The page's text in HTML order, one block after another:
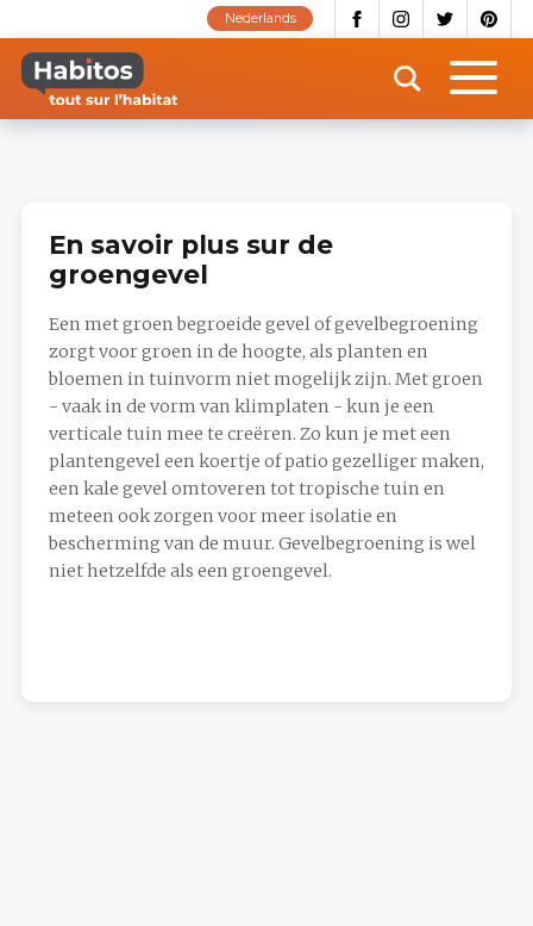
contenu
principal
Nederlands
En savoir plus sur de
groengevel
Een met groen begroeide gevel of gevelbegroening
zorgt voor groen in de hoogte, als planten en
bloemen in tuinvorm niet mogelijk zijn. Met groen
- vaak in de vorm van klimplaten - kun je een
verticale tuin mee te creëren. Zo kun je met een
plantengevel een koertje of patio gezelliger maken,
een kale gevel omtoveren tot tropische tuin en
meteen ook zorgen voor meer isolatie en
bescherming van de muur. Gevelbegroening is wel
niet hetzelfde als een groengevel.